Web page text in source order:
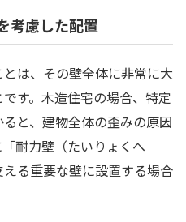
考慮した配置
は、その壁全体に非常に大
す。木造住宅の場合、特定
と、建物全体の歪みの原因
耐力壁（たいりょくへ
る重要な壁に設置する場合